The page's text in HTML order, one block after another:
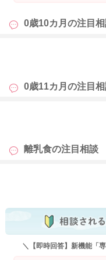
・表面を焼き固めたり
と、かじり取りの練習が
今はまだ練習の途中で
焦らずお子さんのご様
どうぞよろしくお願いい
0歳10カ月の注目
0歳11カ月の注目
離乳食の注目相談
＼【即時回答】新機能「